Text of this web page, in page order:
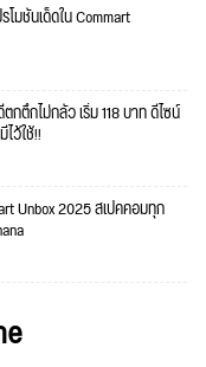
มชั่นเด็ดใน Commart
กตึกไม่กลัว เริ่ม 118 บาท ดีไซน์
ว้ใช้!!
Unbox 2025 สเปคคอมทุก